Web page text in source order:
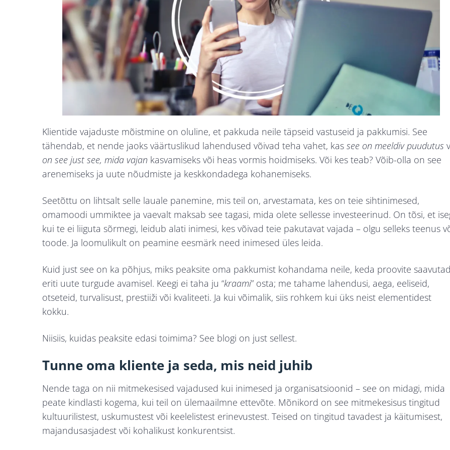
Klientide vajaduste mõistmine on oluline, et pakkuda neile täpseid vastuseid ja pakkumisi. See
tähendab, et nende jaoks väärtuslikud lahendused võivad teha vahet, kas see on meeldiv puudutus
on see just see, mida vajan kasvamiseks või heas vormis hoidmiseks. Või kes teab? Võib-olla on see
arenemiseks ja uute nõudmiste ja keskkondadega kohanemiseks.
Seetõttu on lihtsalt selle lauale panemine, mis teil on, arvestamata, kes on teie sihtinimesed,
omamoodi ummiktee ja vaevalt maksab see tagasi, mida olete sellesse investeerinud. On tõsi, et
kui te ei liiguta sõrmegi, leidub alati inimesi, kes võivad teie pakutavat vajada – olgu selleks teenus
toode. Ja loomulikult on peamine eesmärk need inimesed üles leida.
Kuid just see on ka põhjus, miks peaksite oma pakkumist kohandama neile, keda proovite
eriti uute turgude avamisel. Keegi ei taha ju “kraami” osta; me tahame lahendusi, aega, eeliseid,
otseteid, turvalisust, prestiiži või kvaliteeti. Ja kui võimalik, siis rohkem kui üks neist elementidest
kokku.
Niisiis, kuidas peaksite edasi toimima? See blogi on just sellest.
Tunne oma kliente ja seda, mis neid juhib
Nende taga on nii mitmekesised vajadused kui inimesed ja organisatsioonid – see on midagi, mida
peate kindlasti kogema, kui teil on ülemaailmne ettevõte. Mõnikord on see mitmekesisus tingitud
kultuurilistest, uskumustest või keelelistest erinevustest. Teised on tingitud tavadest ja käitumisest,
majandusasjadest või kohalikust konkurentsist.